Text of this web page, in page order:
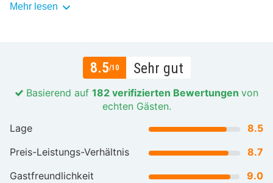
Mehr lesen
8.5/10 Sehr gut
Basierend auf 182 verifizierten Bewertungen von
echten Gästen.
Lage
8.5
Preis-Leistungs-Verhältnis
8.7
Gastfreundlichkeit
9.0